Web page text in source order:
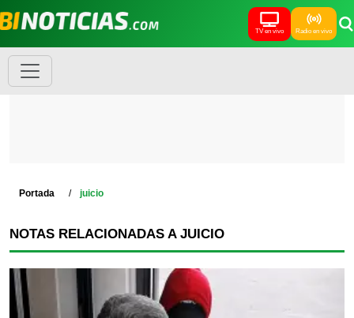
TV en vivo Radio en vivo
Portada juicio
NOTAS RELACIONADAS A JUICIO